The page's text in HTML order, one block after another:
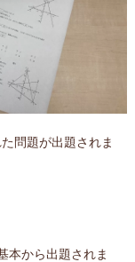
問題が出題されま
本から出題されま